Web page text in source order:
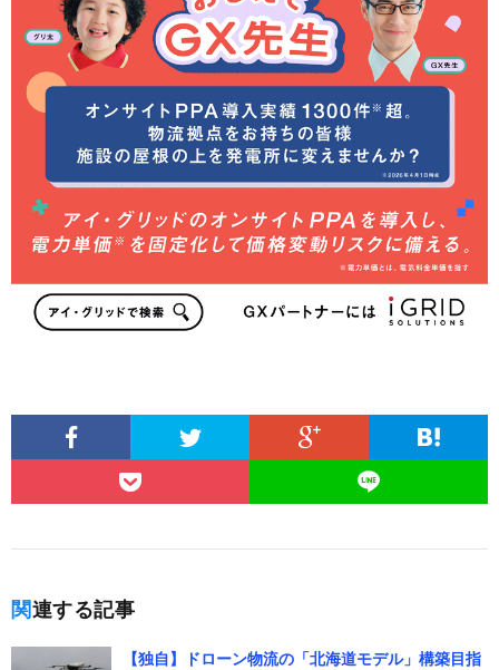
関連する記事
【独自】ドローン物流の「北海道モデル」構築目指